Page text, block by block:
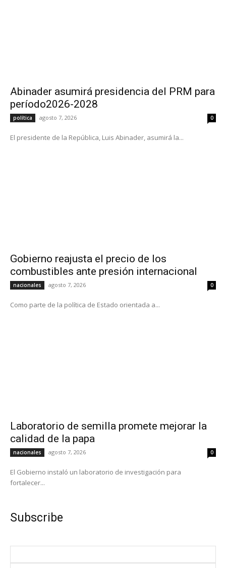
Abinader asumirá presidencia del PRM para
período2026-2028
política agosto 7, 2026 0
El presidente de la República, Luis Abinader, asumirá la...
Gobierno reajusta el precio de los
combustibles ante presión internacional
nacionales agosto 7, 2026 0
Como parte de la política de Estado orientada a...
Laboratorio de semilla promete mejorar la
calidad de la papa
nacionales agosto 7, 2026 0
El Gobierno instaló un laboratorio de investigación para
fortalecer...
Subscribe